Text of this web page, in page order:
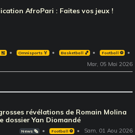
AfroPari : Faites vos jeux !
Omnisports 🏅 Basketball 🏀 Football ⚽️
Mar, 05 Mai 2026
révélations de Romain Molina
dossier Yan Diomandé
News 🗞️ Football ⚽️ Sam, 01 Aou 2026